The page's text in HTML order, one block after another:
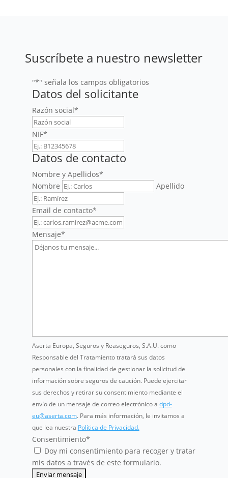
Suscríbete a nuestro newsletter
"*" señala los campos obligatorios
Datos del solicitante
Razón social*
NIF*
Datos de contacto
Nombre y Apellidos*
Nombre
Apellido
Email de contacto*
Mensaje*
Aserta Europa, Seguros y Reaseguros, S.A.U. como
Responsable del Tratamiento tratará sus datos
personales con la finalidad de gestionar la solicitud de
información sobre seguros de caución. Puede ejercitar
sus derechos y retirar su consentimiento mediante el
envío de un mensaje de correo electrónico a dpd-
eu@aserta.com. Para más información, le invitamos a
que lea nuestra Política de Privacidad.
Consentimiento*
Doy mi consentimiento para recoger y tratar
mis datos a través de este formulario.